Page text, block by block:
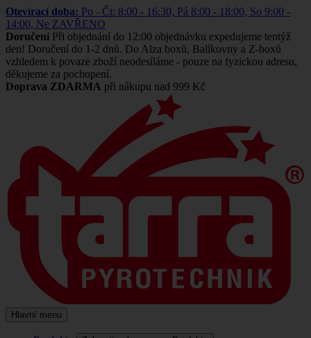
Otevírací doba: Po - Čt: 8:00 - 16:30, Pá 8:00 - 18:00, So 9:00 -
14:00, Ne ZAVŘENO
Doručení Při objednání do 12:00 objednávku expedujeme tentýž
den! Doručení do 1-2 dnů. Do Alza boxů, Balíkovny a Z-boxů
vzhledem k povaze zboží neodesíláme - pouze na fyzickou adresu,
děkujeme za pochopení.
Doprava ZDARMA při nákupu nad 999 Kč
Hlavní menu